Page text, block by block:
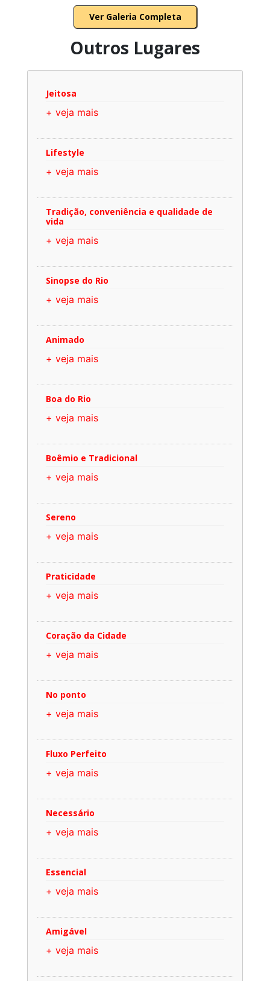
Ver Galeria Completa
Outros Lugares
Jeitosa
+ veja mais
Lifestyle
+ veja mais
Tradição, conveniência e qualidade de
vida
+ veja mais
Sinopse do Rio
+ veja mais
Animado
+ veja mais
Boa do Rio
+ veja mais
Boêmio e Tradicional
+ veja mais
Sereno
+ veja mais
Praticidade
+ veja mais
Coração da Cidade
+ veja mais
No ponto
+ veja mais
Fluxo Perfeito
+ veja mais
Necessário
+ veja mais
Essencial
+ veja mais
Amigável
+ veja mais